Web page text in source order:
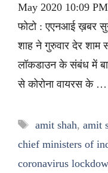
May 2020 10:09
फोटो : एएनआई ख़बर
शाह ने गुरुवार देर शाम
लॉकडाउन के संबंध में
से कोरोना वायरस के …
Tags
amit shah, amit
chief ministers of
coronavirus